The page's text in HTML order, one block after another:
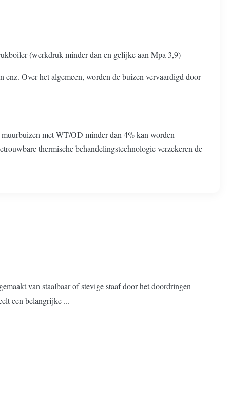
(werkdruk minder dan en gelijke aan Mpa 3,9)
Over het algemeen, worden de buizen vervaardigd door
met WT/OD minder dan 4% kan worden
thermische behandelingstechnologie verzekeren de
van staalbaar of stevige staaf door het doordringen
een belangrijke ...